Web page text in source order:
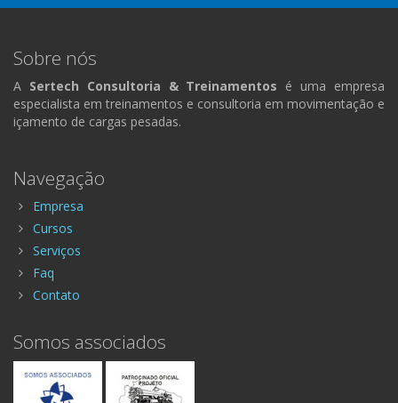
Sobre nós
A Sertech Consultoria & Treinamentos é uma empresa
especialista em treinamentos e consultoria em movimentação e
içamento de cargas pesadas.
Navegação
Empresa
Cursos
Serviços
Faq
Contato
Somos associados